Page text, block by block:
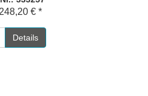
€ *
Details